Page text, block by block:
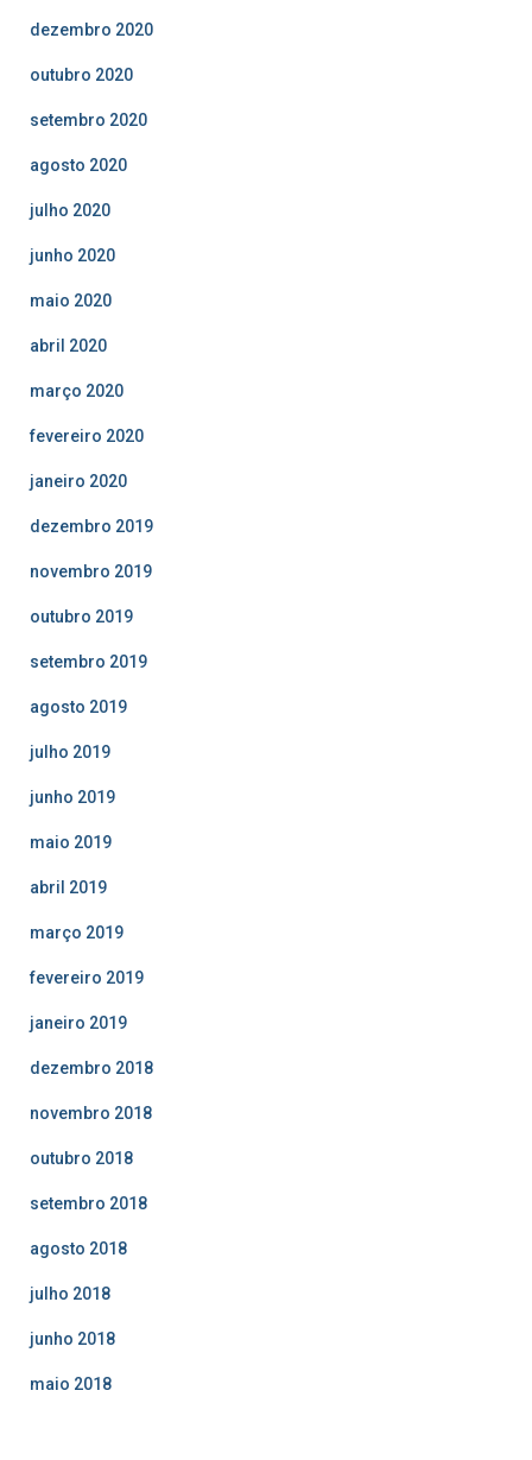
dezembro 2020
outubro 2020
setembro 2020
agosto 2020
julho 2020
junho 2020
maio 2020
abril 2020
março 2020
fevereiro 2020
janeiro 2020
dezembro 2019
novembro 2019
outubro 2019
setembro 2019
agosto 2019
julho 2019
junho 2019
maio 2019
abril 2019
março 2019
fevereiro 2019
janeiro 2019
dezembro 2018
novembro 2018
outubro 2018
setembro 2018
agosto 2018
julho 2018
junho 2018
maio 2018